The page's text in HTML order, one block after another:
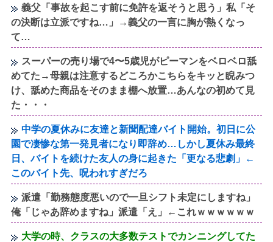
義父「事故を起こす前に免許を返そうと思う」私「そ
の決断は立派ですね…」→義父の一言に胸が熱くなっ
て…
スーパーの売り場で4〜5歳児がピーマンをベロベロ舐
めてた→母親は注意するどころかこちらをキッと睨みつ
け、舐めた商品をそのまま棚へ放置…あんなの初めて見
た・・・
中学の夏休みに友達と新聞配達バイト開始。初日に公
園で凄惨な第一発見者になり即辞め…しかし夏休み最終
日、バイトを続けた友人の身に起きた「更なる悲劇」←
このバイト先、呪われすぎだろ
派遣「勤務態度悪いので一旦シフト未定にしますね」
俺「じゃあ辞めますね」派遣「え」←これｗｗｗｗｗｗ
大学の時、クラスの大多数テストでカンニングしてた